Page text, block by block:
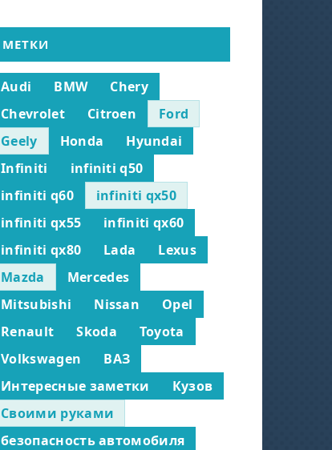
МЕТКИ
Audi BMW
Chery
Chevrolet
Citroen
Ford
Geely
Honda
Hyundai
Infiniti
infiniti q50
infiniti q60
infiniti qx50
infiniti qx55
infiniti qx60
infiniti qx80
Lada
Lexus
Mazda
Mercedes
Mitsubishi
Nissan
Opel
Renault
Skoda
Toyota
Volkswagen
ВАЗ
Интересные заметки
Кузов
Своими руками
безопасность автомобиля